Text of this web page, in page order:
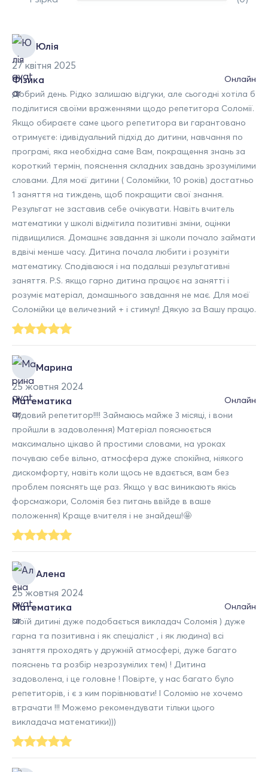
Юлія
27 квітня 2025
Онлайн
Фізика
Добрий день. Рідко залишаю відгуки, але сьогодні хотіла б
поділитися своїми враженнями щодо репетитора Соломії.
Якщо обираєте саме цього репетитора ви гарантовано
отримуєте: ідивідуальний підхід до дитини, навчання по
програмі, яка необхідна саме Вам, покращення знань за
короткий термін, пояснення складних завдань зрозумілими
словами. Для моєї дитини ( Соломійки, 10 років) достатньо
1 заняття на тиждень, щоб покращити свої знання.
Результат не заставив себе очікувати. Навіть вчитель
математики у школі відмітила позитивні зміни, оцінки
підвищилися. Домашнє завдання зі школи почало займати
вдвічі менше часу. Дитина почала любити і розуміти
математику. Сподіваюся і на подальші результативні
заняття. P.S. якщо гарно дитина працює на занятті і
розуміє матеріал, домашнього завдання не має. Для моєї
Соломійки це величезний + і стимул! Дякую за Вашу працю.
Марина
25 жовтня 2024
Онлайн
Математика
Чудовий репетитор!!!! Займаюсь майже 3 місяці, і вони
пройшли в задоволення) Матеріал пояснюється
максимально цікаво й простими словами, на уроках
почуваю себе вільно, атмосфера дуже спокійна, ніякого
дискомфорту, навіть коли щось не вдається, вам без
проблем пояснять ще раз. Якщо у вас виникають якісь
форсмажори, Соломія без питань ввійде в ваше
положення) Краще вчителя і не знайдеш!🤩
Алена
25 жовтня 2024
Онлайн
Математика
Моїй дитині дуже подобається викладач Соломія ) дуже
гарна та позитивна і як спеціаліст , і як людина) всі
заняття проходять у дружній атмосфері, дуже багато
пояснень та розбір незрозумілих тем) ! Дитина
задоволена, і це головне ! Повірте, у нас багато було
репетиторів, і є з ким порівнювати! І Соломію не хочемо
втрачати !!! Можемо рекомендувати тільки цього
викладача математики)))